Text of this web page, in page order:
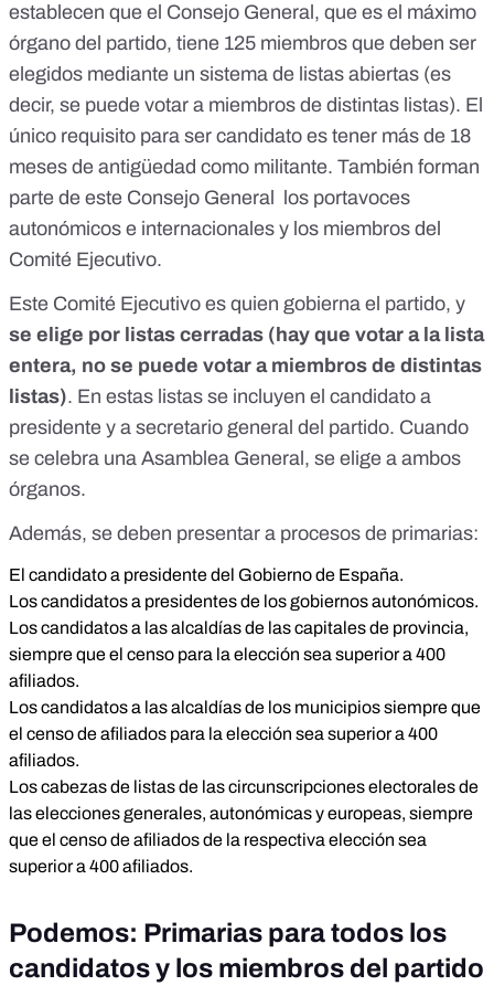
establecen que el Consejo General, que es el máximo
órgano del partido, tiene 125 miembros que deben ser
elegidos mediante un sistema de listas abiertas (es
decir, se puede votar a miembros de distintas listas). El
único requisito para ser candidato es tener más de 18
meses de antigüedad como militante. También forman
parte de este Consejo General los portavoces
autonómicos e internacionales y los miembros del
Comité Ejecutivo.
Este Comité Ejecutivo es quien gobierna el partido, y
se elige por listas cerradas (hay que votar a la lista
entera, no se puede votar a miembros de distintas
listas). En estas listas se incluyen el candidato a
presidente y a secretario general del partido. Cuando
se celebra una Asamblea General, se elige a ambos
órganos.
Además, se deben presentar a procesos de primarias:
El candidato a presidente del Gobierno de España.
Los candidatos a presidentes de los gobiernos autonómicos.
Los candidatos a las alcaldías de las capitales de provincia,
siempre que el censo para la elección sea superior a 400
afiliados.
Los candidatos a las alcaldías de los municipios siempre que
el censo de afiliados para la elección sea superior a 400
afiliados.
Los cabezas de listas de las circunscripciones electorales de
las elecciones generales, autonómicas y europeas, siempre
que el censo de afiliados de la respectiva elección sea
superior a 400 afiliados.
Podemos: Primarias para todos los
candidatos y los miembros del partido